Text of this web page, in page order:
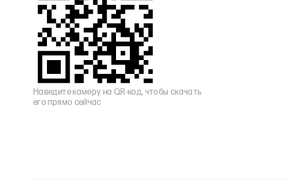
Наведите камеру на QR-код, чтобы скачать
его прямо сейчас